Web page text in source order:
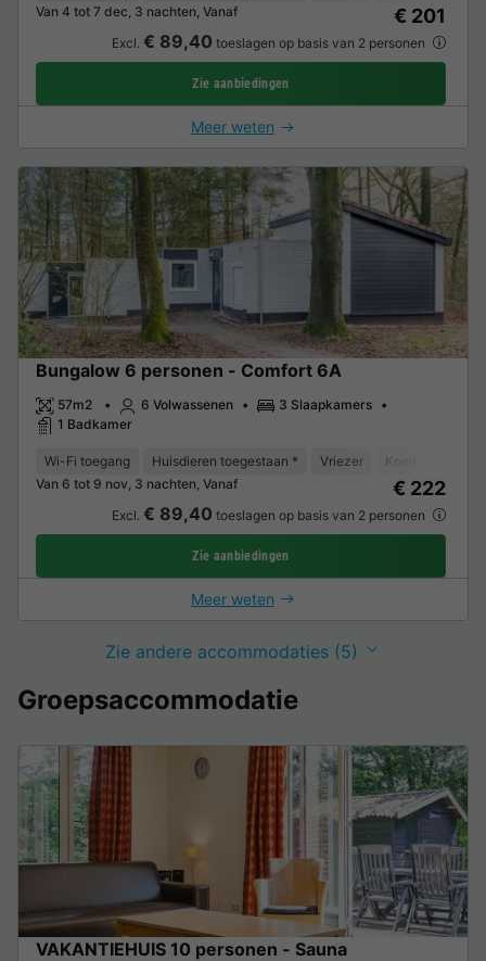
Van 4 tot 7 dec, 3 nachten, Vanaf
€ 201
Excl. € 89,40 toeslagen op basis van 2 personen
Zie aanbiedingen
Meer weten
Bungalow 6 personen - Comfort 6A
57m2 6 Volwassenen
3 Slaapkamers
1 Badkamer
Wi-Fi toegang Huisdieren toegestaan * Vriezer Koelkast
Van 6 tot 9 nov, 3 nachten, Vanaf
€ 222
Excl. € 89,40 toeslagen op basis van 2 personen
Zie aanbiedingen
Meer weten
Zie andere accommodaties (5)
Groepsaccommodatie
VAKANTIEHUIS 10 personen - Sauna